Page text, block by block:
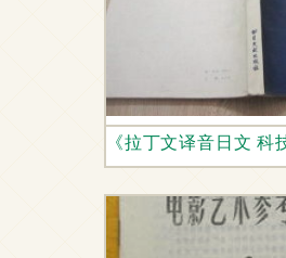
《拉丁文译音日文